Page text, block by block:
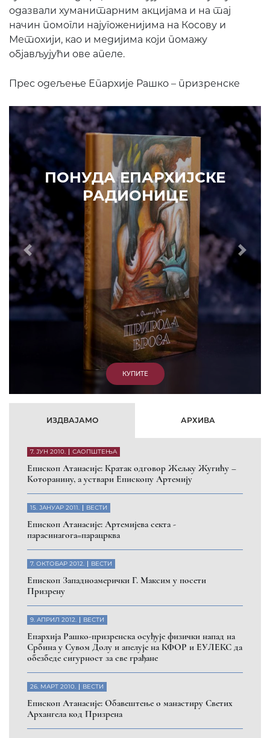
одазвали хуманитарним акцијама и на тај
начин помогли најугоженијима на Косову и
Метохији, као и медијима који помажу
објављујући ове апеле.
Прес одељење Епархије Рашко – призренске
ПОНУДА ЕПАРХИЈСКЕ
РАДИОНИЦЕ
КУПИТЕ
Prethodni
ИЗДВАЈАМО АРХИВА
7. ЈУН 2010. САОПШТЕЊА
Eпископ Атанасије: Кратак одговор Жељку Жугићу –
Которанину, а уствари Епископу Артемију
15. ЈАНУАР 2011. ВЕСТИ
Eпископ Атанасије: Артемијева секта -
парасинагога=парацрква
7. ОКТОБАР 2012. ВЕСТИ
Eпископ Западноамерички Г. Максим у посети
Призрену
9. АПРИЛ 2012. ВЕСТИ
Eпархија Рашко-призренска осуђује физички напад на
Србина у Сувом Долу и апелује на КФОР и ЕУЛЕКС да
обезбеде сигурност за све грађане
26. МАРТ 2010. ВЕСТИ
Eпископ Атанасије: Обавештење о манастиру Светих
Архангела код Призрена